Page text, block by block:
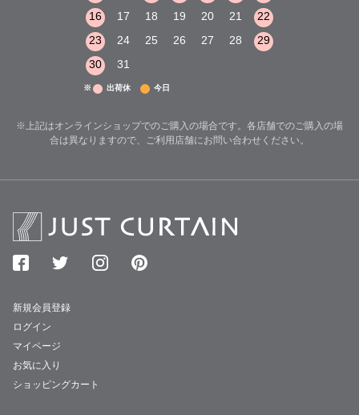
16
17 18 19 20 21
22
23
24 25 26 27 28
29
30
31
※ 出荷休 今日
※上記はオンラインショップでのご購入の場合です。各店舗でのご購入の場
合は異なりますので、ご利用店舗にお問い合わせください。
新規会員登録
ログイン
マイページ
お気に入り
ショッピングカート